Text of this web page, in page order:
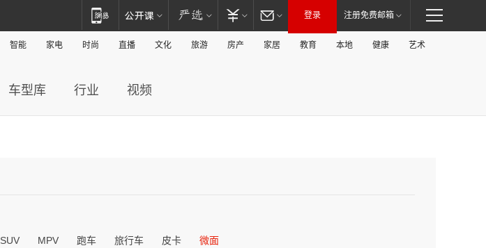
登录 注册免费邮箱
智能 家电 时尚 直播 文化 旅游 房产 家居 教育 本地 健康 艺术
车型库 行业 视频
SUV MPV 跑车 旅行车 皮卡 微面